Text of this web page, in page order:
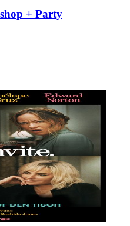
+ Party